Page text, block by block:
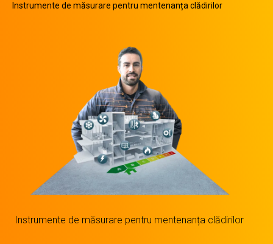
Instrumente de măsurare pentru mentenanța clădirilor
Instrumente de măsurare pentru mentenanța clădirilor